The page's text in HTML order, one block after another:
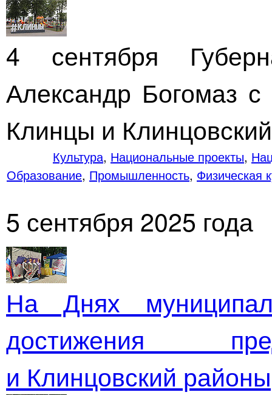
4 сентября
Александр Богомаз с
Клинцы и
Культура, Национальные проекты,
Образование, Промышленность, Физическая
5 сентября 2025 года
На Днях
достижения
и Клинцовский районы